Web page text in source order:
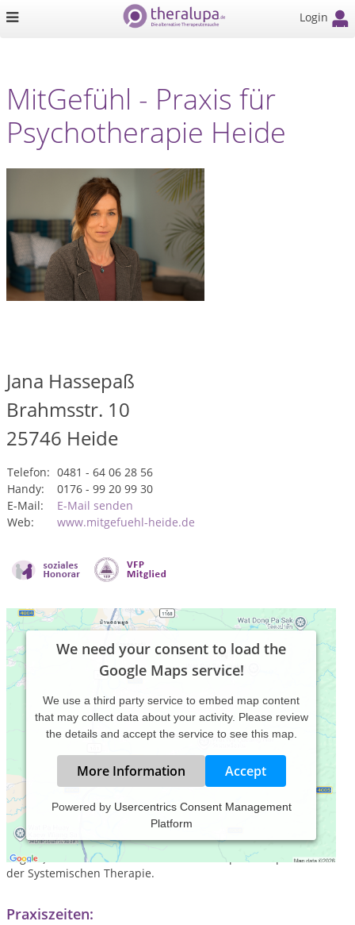
Login
MitGefühl - Praxis für
Psychotherapie Heide
Jana Hassepaß
Brahmsstr. 10
25746 Heide
Telefon: 0481 - 64 06 28 56
Handy:
0176 - 99 20 99 30
E-Mail:
E-Mail senden
Web:
www.mitgefuehl-heide.de
We need your consent to load the
Google Maps service!
We use a third party service to embed map content
that may collect data about your activity. Please review
the details and accept the service to see this map.
More Information Accept
Powered by Usercentrics Consent Management
Platform
Im Mittelpunkt meiner Arbeit steht immer das Gespräch.
Dabei verbinde ich die Gesprächspsychotherapie (nach
Rogers) individuell mit Elementen der Körpertherapie und
der Systemischen Therapie.
Praxiszeiten: